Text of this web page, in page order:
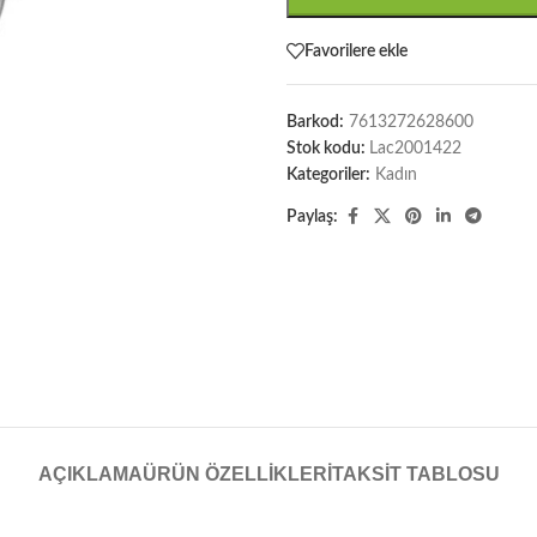
Favorilere ekle
Barkod: 7613272628600
Stok kodu: Lac2001422
Kategoriler: Kadın
Paylaş:
AÇIKLAMAÜRÜN ÖZELLIKLERI TAKSIT TABLOSU